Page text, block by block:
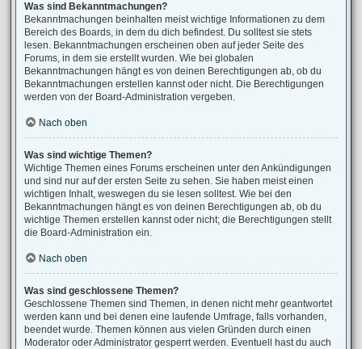
Was sind Bekanntmachungen?
Bekanntmachungen beinhalten meist wichtige Informationen zu dem
Bereich des Boards, in dem du dich befindest. Du solltest sie stets
lesen. Bekanntmachungen erscheinen oben auf jeder Seite des
Forums, in dem sie erstellt wurden. Wie bei globalen
Bekanntmachungen hängt es von deinen Berechtigungen ab, ob du
Bekanntmachungen erstellen kannst oder nicht. Die Berechtigungen
werden von der Board-Administration vergeben.
Nach oben
Was sind wichtige Themen?
Wichtige Themen eines Forums erscheinen unter den Ankündigungen
und sind nur auf der ersten Seite zu sehen. Sie haben meist einen
wichtigen Inhalt, weswegen du sie lesen solltest. Wie bei den
Bekanntmachungen hängt es von deinen Berechtigungen ab, ob du
wichtige Themen erstellen kannst oder nicht; die Berechtigungen stellt
die Board-Administration ein.
Nach oben
Was sind geschlossene Themen?
Geschlossene Themen sind Themen, in denen nicht mehr geantwortet
werden kann und bei denen eine laufende Umfrage, falls vorhanden,
beendet wurde. Themen können aus vielen Gründen durch einen
Moderator oder Administrator gesperrt werden. Eventuell hast du auch